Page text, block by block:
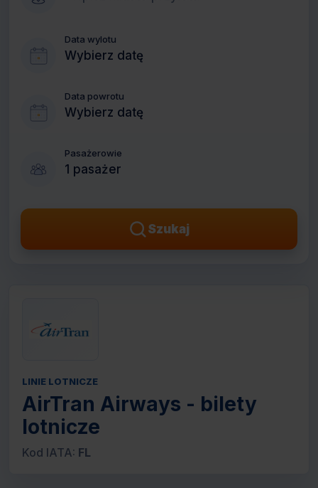
Data wylotu
Wybierz datę
Data powrotu
Wybierz datę
Pasażerowie
1 pasażer
Szukaj
LINIE LOTNICZE
AirTran Airways - bilety
lotnicze
Kod IATA: FL